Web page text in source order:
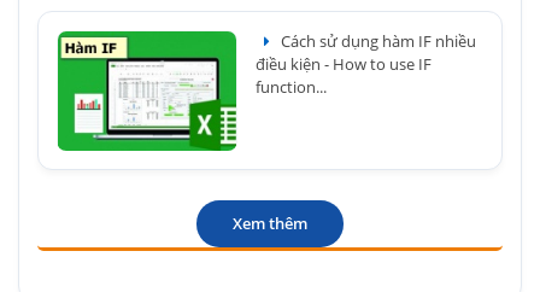
Cách sử dụng hàm IF nhiều
điều kiện - How to use IF
function...
Xem thêm